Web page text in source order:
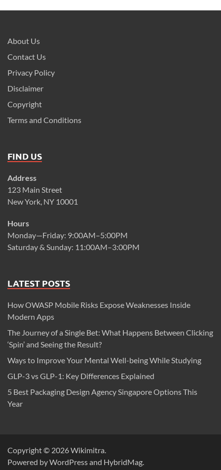
About Us
Contact Us
Privacy Policy
Disclaimer
Copyright
Terms and Conditions
FIND US
Address
123 Main Street
New York, NY 10001
Hours
Monday—Friday: 9:00AM–5:00PM
Saturday & Sunday: 11:00AM–3:00PM
LATEST POSTS
How OWASP Mobile Risks Expose Weaknesses Inside
Modern Apps
The Journey of a Single Bet: What Happens Between Clicking
‘Spin’ and Seeing the Result?
Ways to Improve Your Mental Well-being While Studying
GLP-3 vs GLP-1: Key Differences Explained
5 Best Packaging Design Agency Singapore Options This
Year
Copyright © 2026Wikimitra.
Powered byWordPressand HybridMag.